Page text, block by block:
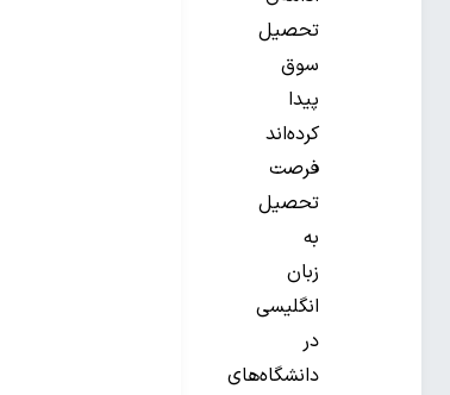
تحصیل
سوق
پیدا
کرده‌اند
فرصت
تحصیل
به
زبان
انگلیسی
در
دانشگاه‌های